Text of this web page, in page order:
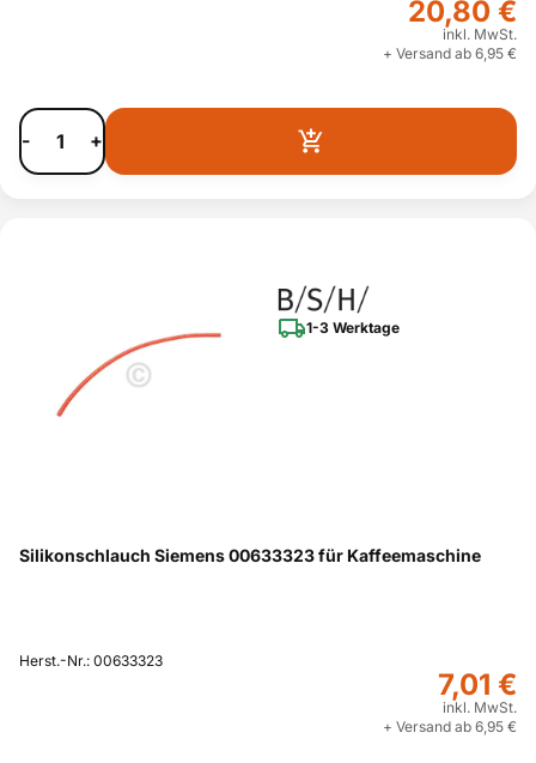
20,80 €
inkl. MwSt.
+ Versand ab 6,95 €
- +
1-3 Werktage
Silikonschlauch Siemens 00633323 für Kaffeemaschine
Herst.-Nr.: 00633323
7,01 €
inkl. MwSt.
+ Versand ab 6,95 €